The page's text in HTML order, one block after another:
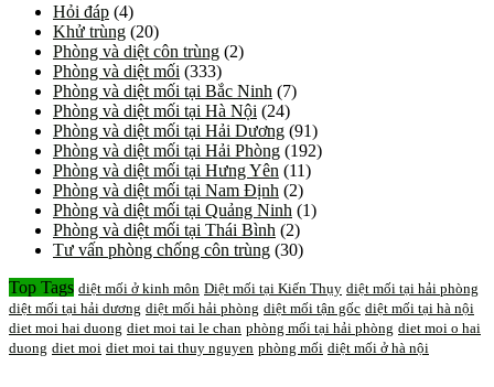
Hỏi đáp (4)
Khử trùng (20)
Phòng và diệt côn trùng (2)
Phòng và diệt mối (333)
Phòng và diệt mối tại Bắc Ninh (7)
Phòng và diệt mối tại Hà Nội (24)
Phòng và diệt mối tại Hải Dương (91)
Phòng và diệt mối tại Hải Phòng (192)
Phòng và diệt mối tại Hưng Yên (11)
Phòng và diệt mối tại Nam Định (2)
Phòng và diệt mối tại Quảng Ninh (1)
Phòng và diệt mối tại Thái Bình (2)
Tư vấn phòng chống côn trùng (30)
Top Tags diệt mối ở kinh môn Diệt mối tại Kiến Thụy diệt mối tại hải phòng
diệt mối tại hải dương diệt mối hải phòng diệt mối tận gốc diệt mối tại hà nội
diet moi hai duong diet moi tai le chan phòng mối tại hải phòng diet moi o hai
duong diet moi diet moi tai thuy nguyen phòng mối diệt mối ở hà nội